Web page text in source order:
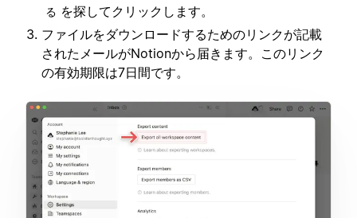
る を探してクリックします。
ファイルをダウンロードするためのリンクが記載
されたメールがNotionから届きます。このリンク
の有効期限は7日間です。